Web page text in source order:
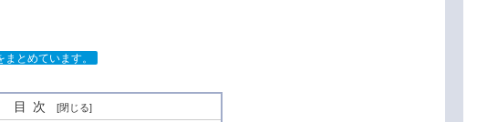
とめています。
目次